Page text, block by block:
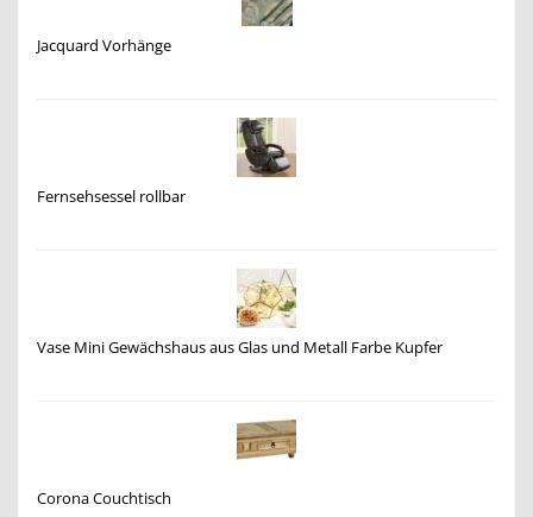
Jacquard Vorhänge
Fernsehsessel rollbar
Vase Mini Gewächshaus aus Glas und Metall Farbe Kupfer
Corona Couchtisch